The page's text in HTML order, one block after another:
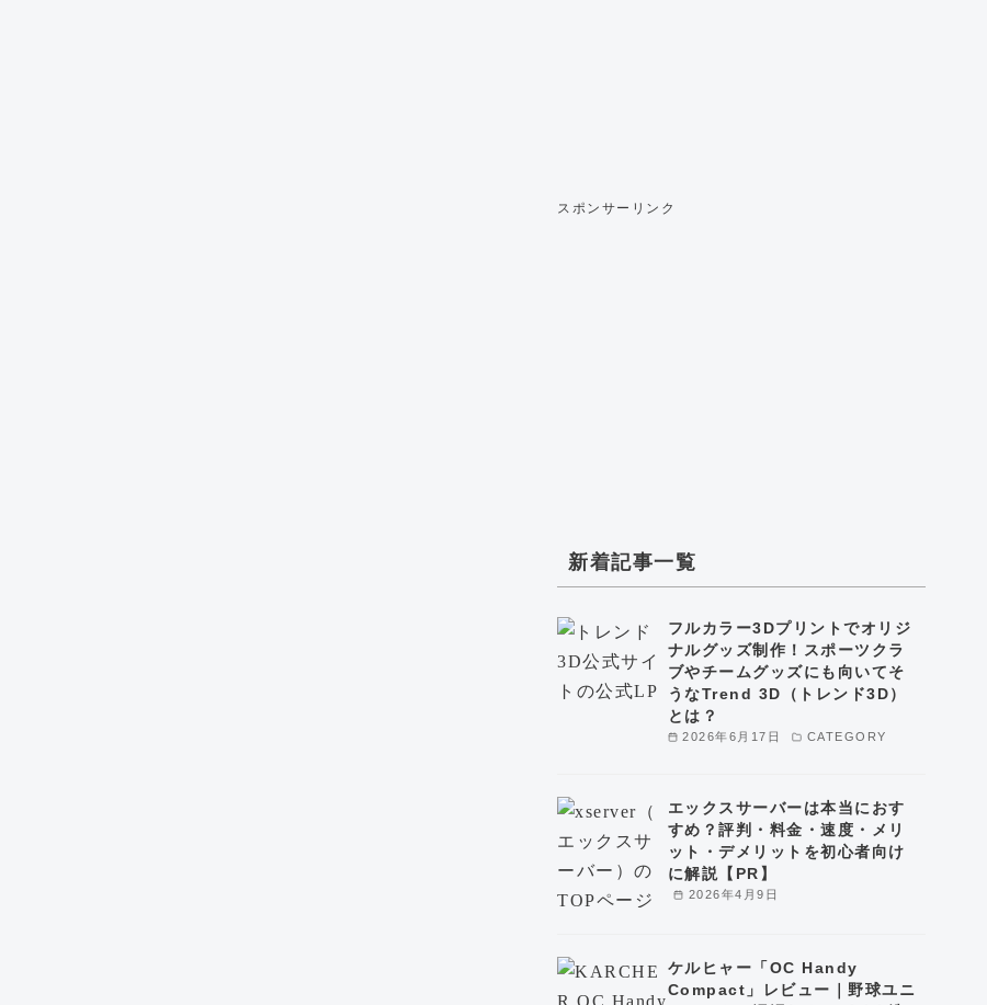
スポンサーリンク
新着記事一覧
2026年6月17日 CATEGORY
フルカラー3Dプリントでオリジ
ナルグッズ制作！スポーツクラ
ブやチームグッズにも向いてそ
うなTrend 3D（トレンド3D）
とは？
2026年4月9日
エックスサーバーは本当におす
すめ？評判・料金・速度・メリ
ット・デメリットを初心者向け
に解説【PR】
ケルヒャー「OC Handy
Compact」レビュー｜野球ユニ